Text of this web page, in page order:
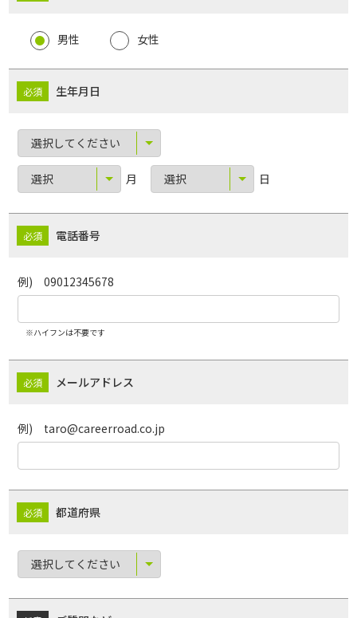
男性 女性
生年月日
月 日
電話番号
例) 09012345678
※ハイフンは不要です
メールアドレス
例) taro@careerroad.co.jp
都道府県